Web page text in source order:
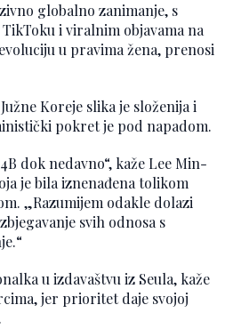
globalno zanimanje, s
i viralnim objavama na
u pravima žena, prenosi
Koreje slika je složenija i
pokret je pod napadom.
dok nedavno“, kaže Lee Min-
je bila iznenađena tolikom
„Razumijem odakle dolazi
svih odnosa s
u izdavaštvu iz Seula, kaže
jer prioritet daje svojoj